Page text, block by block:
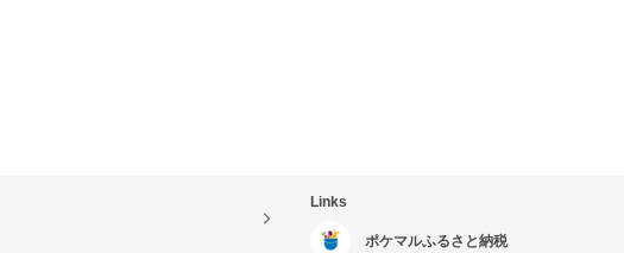
Links
ポケマルふるさと納税